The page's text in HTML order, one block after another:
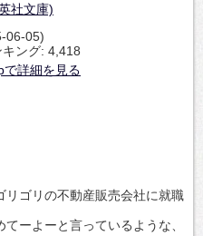
社文庫)
06-05)
ング: 4,418
詳細を見る
リゴリの不動産販売会社に就職
ーよーと言っているような、